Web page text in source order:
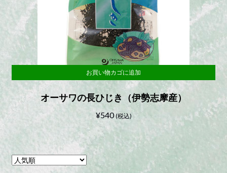
オーサワの長ひじき（伊勢志摩産）
¥540 (税込)
お買い物カゴに追加